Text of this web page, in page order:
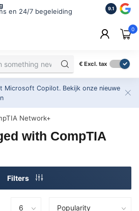
en 24/7 begeleiding
ISO
2.500+
9.1
0
€ Excl. tax
Microsoft Copilot. Bekijk onze nieuwe
Network+
with CompTIA
Filters